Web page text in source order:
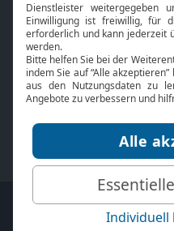
Bibel TV
Über uns
Jobs
Mediadaten
bibeltv.de: